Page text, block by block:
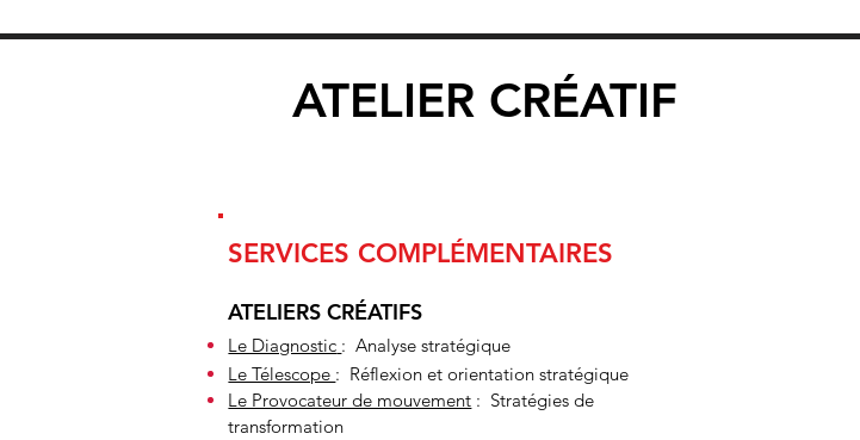
ATELIER CRÉATIF
SERVICES COMPLÉMENTAIRES
ATELIERS CRÉATIFS
Le Diagnostic : Analyse stratégique
Le Télescope : Réflexion et orientation stratégique
Le Provocateur de mouvement : Stratégies de
transformation